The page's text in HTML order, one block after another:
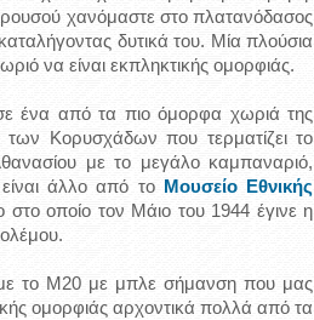
χανόμαστε στο πλατανόδασος
δυτικά του. Μία πλούσια
να είναι εκπληκτικής ομορφιάς.
ένα από τα πιο όμορφα χωριά της
των Κορυσχάδων που τερματίζει το
με το μεγάλο καμπαναριό,
άλλο από το Μουσείο Εθνικής
στο οποίο τον Μάιο του 1944 έγινε η
το Μ20 με μπλε σήμανση που μας
ομορφιάς αρχοντικά πολλά από τα